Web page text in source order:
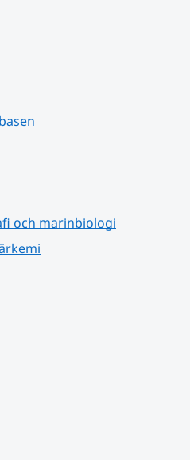
och marinbiologi